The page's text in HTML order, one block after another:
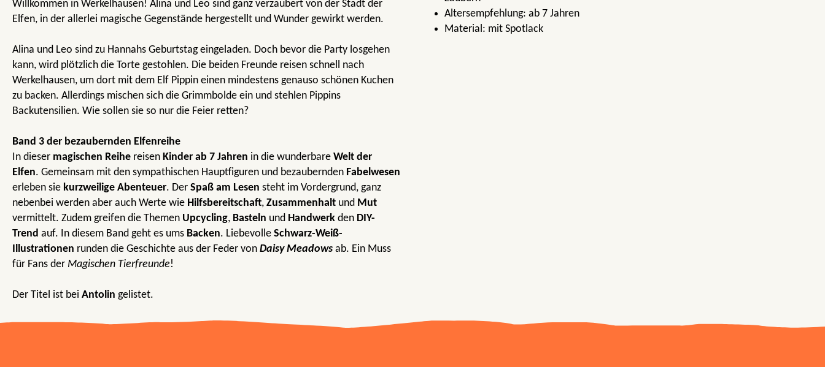
Willkommen in Werkelhausen! Alina und Leo sind ganz verzaubert von der Stadt der
Elfen, in der allerlei magische Gegenstände hergestellt und Wunder gewirkt werden.
Alina und Leo sind zu Hannahs Geburtstag eingeladen. Doch bevor die Party losgehen
kann, wird plötzlich die Torte gestohlen. Die beiden Freunde reisen schnell nach
Werkelhausen, um dort mit dem Elf Pippin einen mindestens genauso schönen Kuchen
zu backen. Allerdings mischen sich die Grimmbolde ein und stehlen Pippins
Backutensilien. Wie sollen sie so nur die Feier retten?
Band 3 der bezaubernden Elfenreihe
In dieser magischen Reihe reisen Kinder ab 7 Jahren in die wunderbare Welt der
Elfen. Gemeinsam mit den sympathischen Hauptfiguren und bezaubernden Fabelwesen
erleben sie kurzweilige Abenteuer. Der Spaß am Lesen steht im Vordergrund, ganz
nebenbei werden aber auch Werte wie Hilfsbereitschaft, Zusammenhalt und Mut
vermittelt. Zudem greifen die Themen Upcycling, Basteln und Handwerk den DIY-
Trend auf. In diesem Band geht es ums Backen. Liebevolle Schwarz-Weiß-
Illustrationen runden die Geschichte aus der Feder von Daisy Meadows ab. Ein Muss
für Fans der Magischen Tierfreunde!
Der Titel ist bei Antolin gelistet.
Altersempfehlung: ab 7 Jahren
Material: mit Spotlack